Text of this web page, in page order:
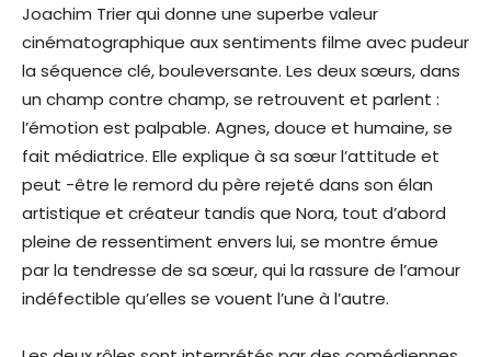
Joachim Trier qui donne une superbe valeur
cinématographique aux sentiments filme avec pudeur
la séquence clé, bouleversante. Les deux sœurs, dans
un champ contre champ, se retrouvent et parlent :
l’émotion est palpable. Agnes, douce et humaine, se
fait médiatrice. Elle explique à sa sœur l’attitude et
peut -être le remord du père rejeté dans son élan
artistique et créateur tandis que Nora, tout d’abord
pleine de ressentiment envers lui, se montre émue
par la tendresse de sa sœur, qui la rassure de l’amour
indéfectible qu’elles se vouent l’une à l’autre.